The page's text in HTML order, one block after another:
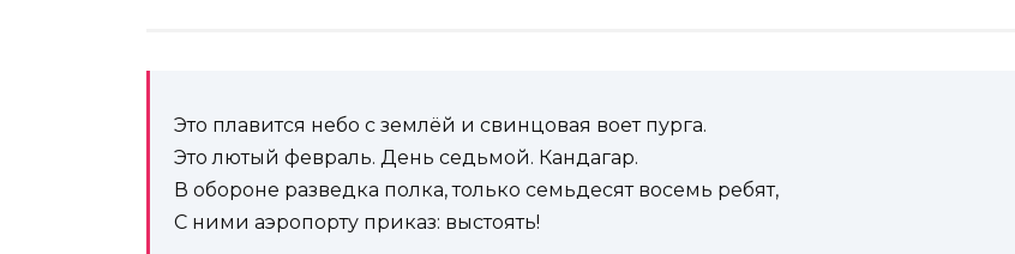
Это плавится небо с землёй и свинцовая воет пурга.
Это лютый февраль. День седьмой. Кандагар.
В обороне разведка полка, только семьдесят восемь ребят,
С ними аэропорту приказ: выстоять!